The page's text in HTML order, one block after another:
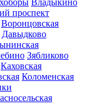
Владыкино
проспект
Воронцовская
Давыдково
Зябликово
Каховская
Коломенская